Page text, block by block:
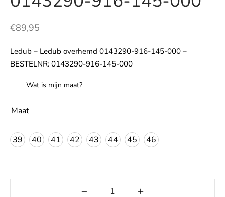
€89,95
Ledub – Ledub overhemd 0143290-916-145-000 –
BESTELNR: 0143290-916-145-000
Wat is mijn maat?
Maat
39 40 41 42 43 44 45 46